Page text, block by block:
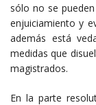
sólo no se
enjuiciamiento y
además está
medidas que
magistrados.
En la parte